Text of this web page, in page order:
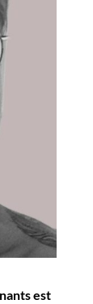
est